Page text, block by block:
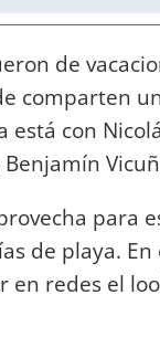
de
comparten
con
para
de playa.
redes el